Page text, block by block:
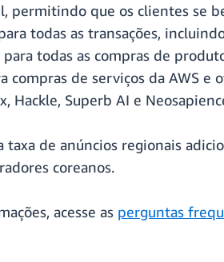
permitindo que os clientes se
todas as transações,
todas as compras de
compras de serviços da AWS e
Hackle, Superb AI e
taxa de anúncios regionais
coreanos.
acesse as perguntas